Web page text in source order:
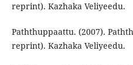
reprint). Kazhaka Veliyeedu.
Paththuppaattu. (2007).
reprint). Kazhaka Veliyeedu.